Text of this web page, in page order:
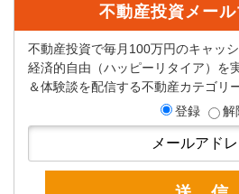
不動産投資メー
不動産投資で毎月100万円のキャッ
経済的自由（ハッピーリタイア）を
＆体験談を配信する不動産カテゴリ
登録
解